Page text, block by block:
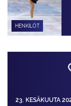
HENKILÖT
23. KESÄKUUTA